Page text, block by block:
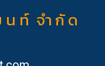
น ท์ จำ กั ด